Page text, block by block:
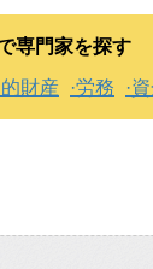
専門家を探す
財産 労務